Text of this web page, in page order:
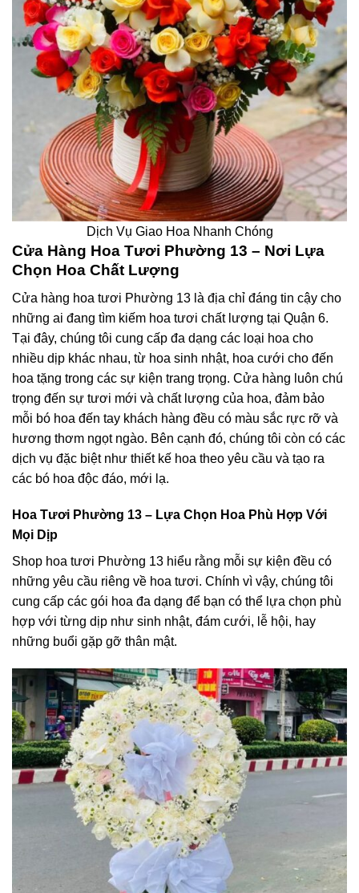
Dịch Vụ Giao Hoa Nhanh Chóng
Cửa Hàng Hoa Tươi Phường 13 – Nơi Lựa
Chọn Hoa Chất Lượng
Cửa hàng hoa tươi Phường 13 là địa chỉ đáng tin cậy cho
những ai đang tìm kiếm hoa tươi chất lượng tại Quận 6.
Tại đây, chúng tôi cung cấp đa dạng các loại hoa cho
nhiều dịp khác nhau, từ hoa sinh nhật, hoa cưới cho đến
hoa tặng trong các sự kiện trang trọng. Cửa hàng luôn chú
trọng đến sự tươi mới và chất lượng của hoa, đảm bảo
mỗi bó hoa đến tay khách hàng đều có màu sắc rực rỡ và
hương thơm ngọt ngào. Bên cạnh đó, chúng tôi còn có các
dịch vụ đặc biệt như thiết kế hoa theo yêu cầu và tạo ra
các bó hoa độc đáo, mới lạ.
Hoa Tươi Phường 13 – Lựa Chọn Hoa Phù Hợp Với
Mọi Dịp
Shop hoa tươi Phường 13 hiểu rằng mỗi sự kiện đều có
những yêu cầu riêng về hoa tươi. Chính vì vậy, chúng tôi
cung cấp các gói hoa đa dạng để bạn có thể lựa chọn phù
hợp với từng dịp như sinh nhật, đám cưới, lễ hội, hay
những buổi gặp gỡ thân mật.